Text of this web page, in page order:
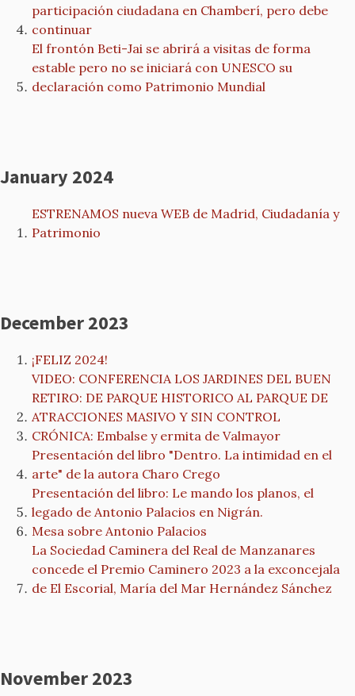
participación ciudadana en Chamberí, pero debe
continuar
El frontón Beti-Jai se abrirá a visitas de forma
estable pero no se iniciará con UNESCO su
declaración como Patrimonio Mundial
January 2024
ESTRENAMOS nueva WEB de Madrid, Ciudadanía y
Patrimonio
December 2023
¡FELIZ 2024!
VIDEO: CONFERENCIA LOS JARDINES DEL BUEN
RETIRO: DE PARQUE HISTORICO AL PARQUE DE
ATRACCIONES MASIVO Y SIN CONTROL
CRÓNICA: Embalse y ermita de Valmayor
Presentación del libro "Dentro. La intimidad en el
arte" de la autora Charo Crego
Presentación del libro: Le mando los planos, el
legado de Antonio Palacios en Nigrán.
Mesa sobre Antonio Palacios
La Sociedad Caminera del Real de Manzanares
concede el Premio Caminero 2023 a la exconcejala
de El Escorial, María del Mar Hernández Sánchez
November 2023